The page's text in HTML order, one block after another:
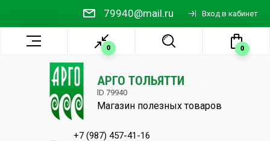
79940@mail.ru Вход в кабинет
АРГО ТОЛЬЯТТИ
lD 79940
Магазин полезныхтоваров
+7 (987) 457-41-16
0 0